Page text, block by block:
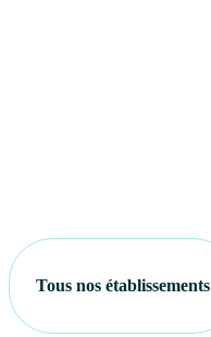
Tous nos établissements